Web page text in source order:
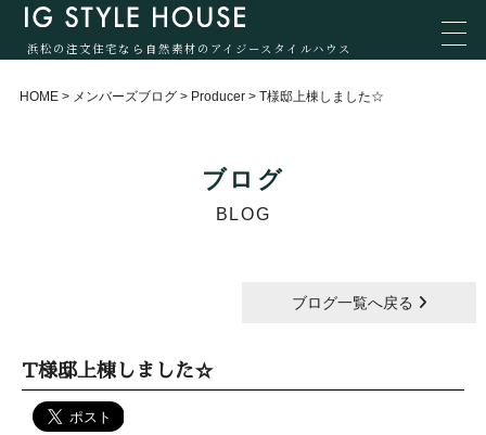
浜松の注文住宅なら自然素材のアイジースタイルハウス
HOME > メンバーズブログ > Producer > T様邸上棟しました☆
ブログ
BLOG
ブログ一覧へ戻る
T様邸上棟しました☆